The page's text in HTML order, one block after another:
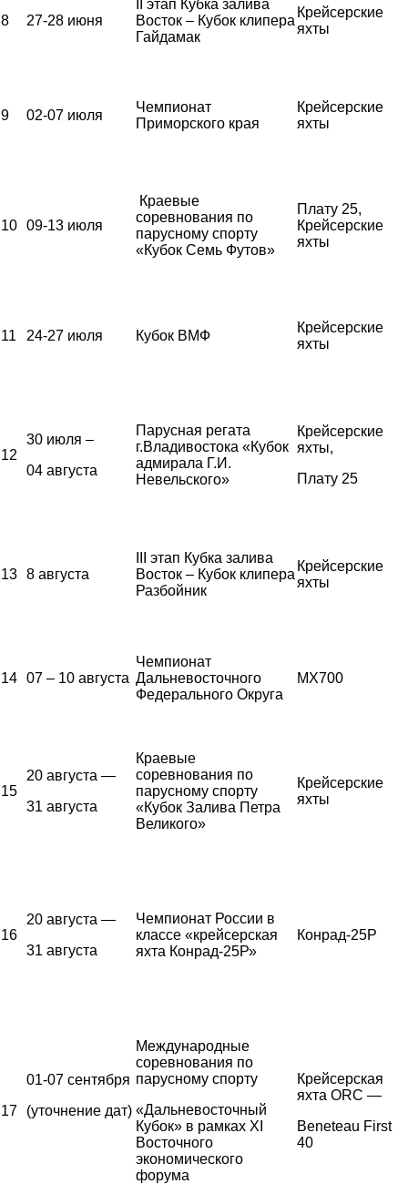
8 27-28 июня
II этап Кубка залива
Восток – Кубок клипера
Гайдамак
Крейсерские
яхты
9 02-07 июля
Чемпионат
Приморского края
Крейсерские
яхты
10 09-13 июля
Краевые
соревнования по
парусному спорту
«Кубок Семь Футов»
Плату 25,
Крейсерские
яхты
11 24-27 июля Кубок ВМФ
Крейсерские
яхты
12
30 июля –
04 августа
Парусная регата
г.Владивостока «Кубок
адмирала Г.И.
Невельского»
Крейсерские
яхты,
Плату 25
13 8 августа
III этап Кубка залива
Восток – Кубок клипера
Разбойник
Крейсерские
яхты
14 07 – 10 августа
Чемпионат
Дальневосточного
Федерального Округа
MX700
15
20 августа —
31 августа
Краевые
соревнования по
парусному спорту
«Кубок Залива Петра
Великого»
Крейсерские
яхты
16
20 августа —
31 августа
Чемпионат России в
классе «крейсерская
яхта Конрад-25Р»
Конрад-25Р
17
01-07 сентября
(уточнение дат)
Международные
соревнования по
парусному спорту
«Дальневосточный
Кубок» в рамках XI
Восточного
экономического
форума
Крейсерская
яхта ORC —
Beneteau First
40